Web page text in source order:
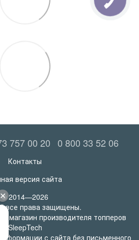
757 00 20 0 800 33 52 06
Контакты
версия сайта
© 2014—2026
все права защищены.
магазин производителя топперов
SleepTech
с сайта без письменного